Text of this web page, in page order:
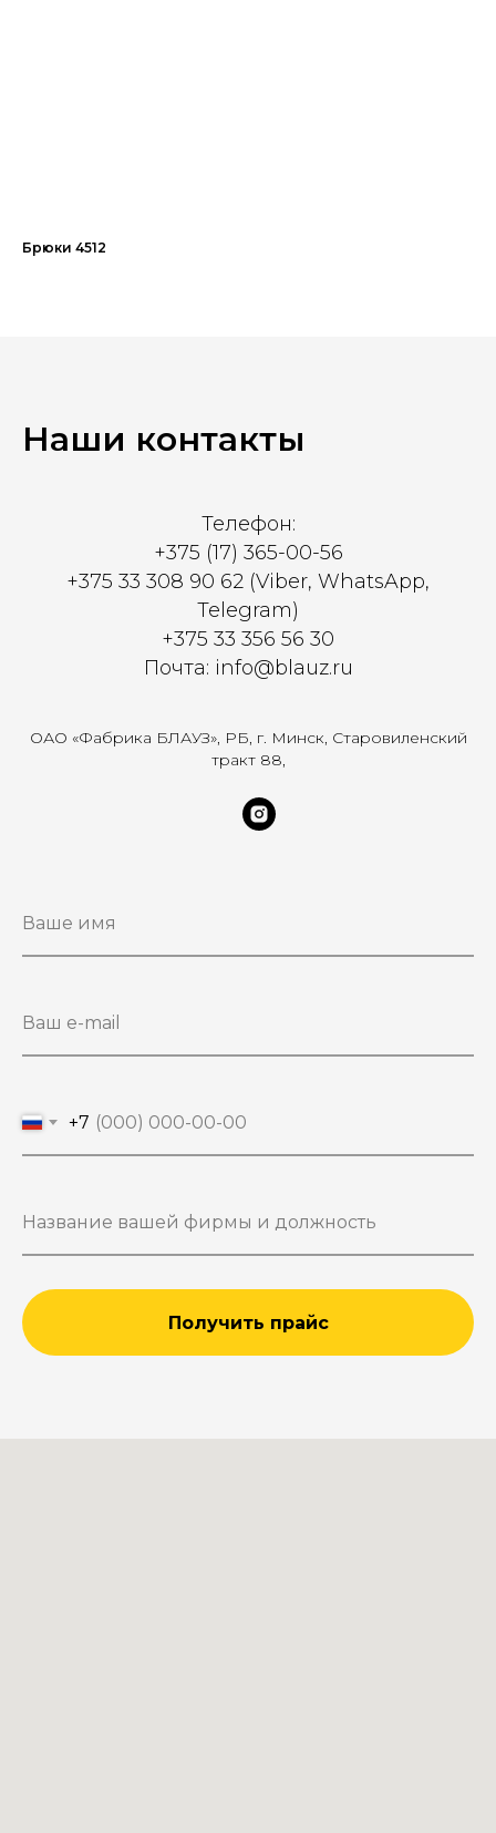
Брюки 4512
Наши контакты
Телефон:
+375 (17) 365-00-56
+375 33 308 90 62 (Viber, WhatsApp,
Telegram)
+375 33 356 56 30
Почта: info@blauz.ru
ОАО «Фабрика БЛАУЗ», РБ, г. Минск, Старовиленский
тракт 88,
+7
Получить прайс